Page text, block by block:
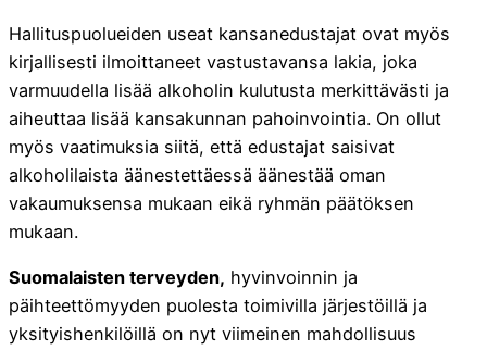
Hallituspuolueiden useat kansanedustajat ovat myös
kirjallisesti ilmoittaneet vastustavansa lakia, joka
varmuudella lisää alkoholin kulutusta merkittävästi ja
aiheuttaa lisää kansakunnan pahoinvointia. On ollut
myös vaatimuksia siitä, että edustajat saisivat
alkoholilaista äänestettäessä äänestää oman
vakaumuksensa mukaan eikä ryhmän päätöksen
mukaan.
Suomalaisten terveyden, hyvinvoinnin ja
päihteettömyyden puolesta toimivilla järjestöillä ja
yksityishenkilöillä on nyt viimeinen mahdollisuus